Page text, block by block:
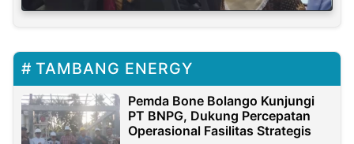
TAMBANG ENERGY
Pemda Bone Bolango Kunjungi
PT BNPG, Dukung Percepatan
Operasional Fasilitas Strategis